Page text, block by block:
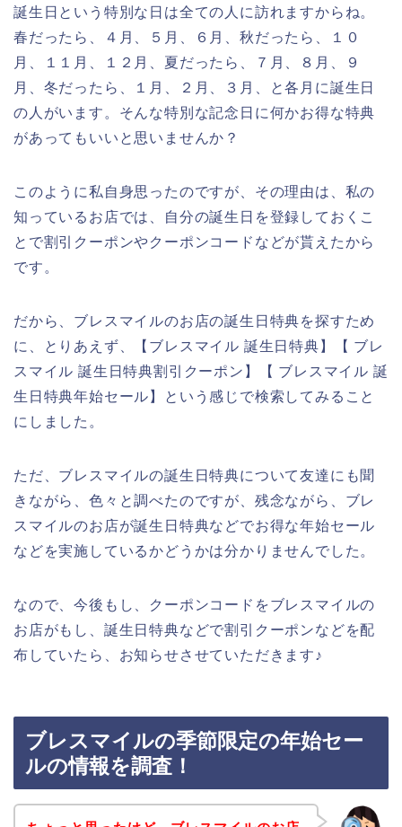
誕生日という特別な日は全ての人に訪れますからね。
春だったら、４月、５月、６月、秋だったら、１０
月、１１月、１２月、夏だったら、７月、８月、９
月、冬だったら、１月、２月、３月、と各月に誕生日
の人がいます。そんな特別な記念日に何かお得な特典
があってもいいと思いませんか？
このように私自身思ったのですが、その理由は、私の
知っているお店では、自分の誕生日を登録しておくこ
とで割引クーポンやクーポンコードなどが貰えたから
です。
だから、ブレスマイルのお店の誕生日特典を探すため
に、とりあえず、【ブレスマイル 誕生日特典】【 ブレ
スマイル 誕生日特典割引クーポン】【 ブレスマイル 誕
生日特典年始セール】という感じで検索してみること
にしました。
ただ、ブレスマイルの誕生日特典について友達にも聞
きながら、色々と調べたのですが、残念ながら、ブレ
スマイルのお店が誕生日特典などでお得な年始セール
などを実施しているかどうかは分かりませんでした。
なので、今後もし、クーポンコードをブレスマイルの
お店がもし、誕生日特典などで割引クーポンなどを配
布していたら、お知らせさせていただきます♪
ブレスマイルの季節限定の年始セー
ルの情報を調査！